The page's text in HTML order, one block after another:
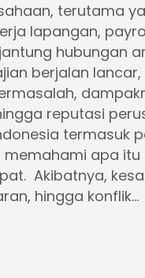
terutama
lapangan,
hubungan
berjalan
reputasi
termasuk
memahami apa
Akibatnya,
hingga konflik...